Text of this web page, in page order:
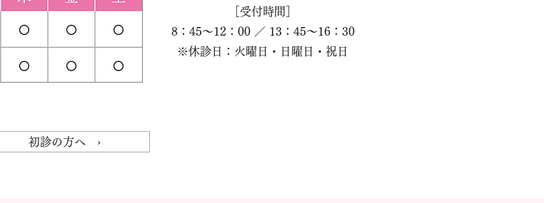
［受付時間］
8：45～12：00 ／ 13：45～16：30
※休診日：火曜日・日曜日・祝日
初診の方へ ›